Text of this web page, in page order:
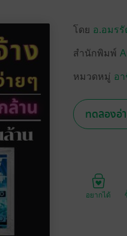
โดย อ.อมร
สำนักพิมพ์
หมวดหมู่ อ
ทดลองอ่
อยากได้